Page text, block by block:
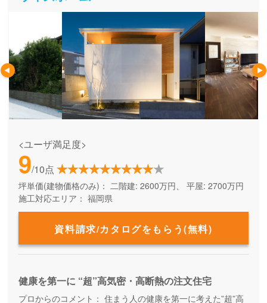
<ユーザ満足度>
9/10点
坪単価(建物価格のみ)： 二階建: 2600万円、 平屋: 2700万円
施工対応エリア： 福岡県
資料請求/カタログをもらう(無料)
健康を第一に “超”高気密・高断熱の注文住宅
プロからのコメント： 住まう人の健康を第一に考えた”超”高